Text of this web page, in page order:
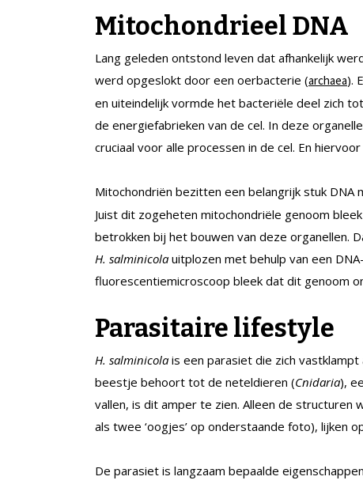
Mitochondrieel DNA
Lang geleden ontstond leven dat afhankelijk
werd opgeslokt door een oerbacterie (archaea).
en uiteindelijk vormde het bacteriële deel zich
de energiefabrieken van de cel. In deze
cruciaal voor alle processen in de cel. En
Mitochondriën bezitten een belangrijk stuk
Juist dit zogeheten mitochondriële genoom
betrokken bij het bouwen van deze organellen.
H. salminicola uitplozen met behulp van een
fluorescentiemicroscoop bleek dat dit genoom
Parasitaire lifestyle
H. salminicola is een parasiet die zich
beestje behoort tot de neteldieren (Cnidaria),
vallen, is dit amper te zien. Alleen de structuren
als twee ‘oogjes’ op onderstaande foto), lijken
De parasiet is langzaam bepaalde